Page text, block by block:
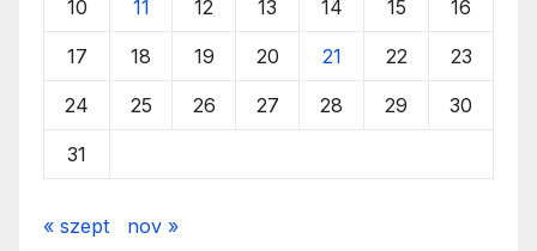
10 11 12 13 14 15 16
17 18 19 20 21 22 23
24 25 26 27 28 29 30
31
« szept nov »